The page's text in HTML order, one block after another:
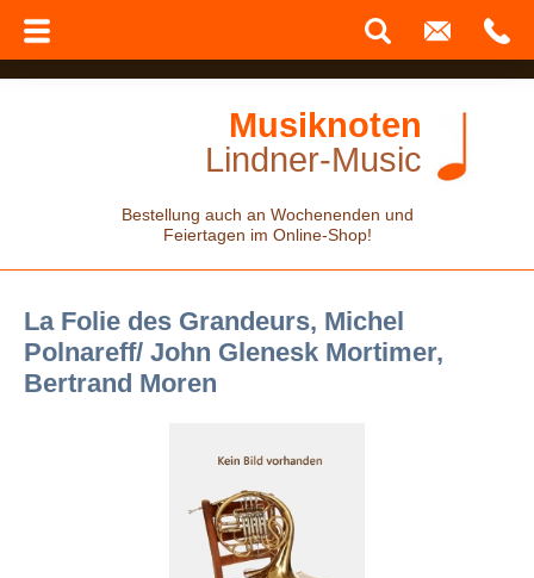
Musiknoten
Lindner-Music
Bestellung auch an Wochenenden und
Feiertagen im Online-Shop!
La Folie des Grandeurs, Michel
Polnareff/ John Glenesk Mortimer,
Bertrand Moren